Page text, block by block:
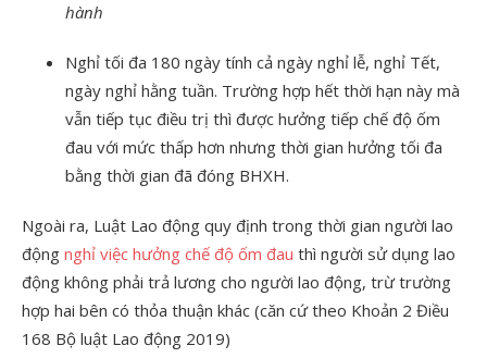
hành
Nghỉ tối đa 180 ngày tính cả ngày nghỉ lễ, nghỉ Tết,
ngày nghỉ hằng tuần. Trường hợp hết thời hạn này mà
vẫn tiếp tục điều trị thì được hưởng tiếp chế độ ốm
đau với mức thấp hơn nhưng thời gian hưởng tối đa
bằng thời gian đã đóng BHXH.
Ngoài ra, Luật Lao động quy định trong thời gian người lao
động nghỉ việc hưởng chế độ ốm đau thì người sử dụng lao
động không phải trả lương cho người lao động, trừ trường
hợp hai bên có thỏa thuận khác (căn cứ theo Khoản 2 Điều
168 Bộ luật Lao động 2019)